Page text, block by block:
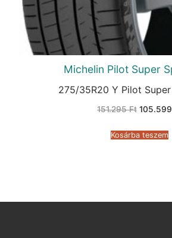
Michelin Pilot Super
275/35R20 Y Pilot
151.295Ft Original
151.295
105.599
Kosárba teszem